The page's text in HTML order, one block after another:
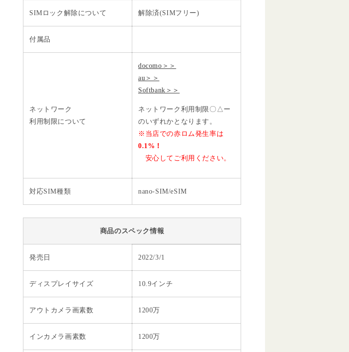
SIMロック解除について 解除済(SIMフリー)
付属品
ネットワーク
利用制限について
docomo＞＞
au＞＞
Softbank＞＞
ネットワーク利用制限〇△ー
のいずれかとなります。
※当店での赤ロム発生率は
0.1%！
安心してご利用ください。
対応SIM種類 nano-SIM/eSIM
商品のスペック情報
発売日 2022/3/1
ディスプレイサイズ 10.9インチ
アウトカメラ画素数 1200万
インカメラ画素数 1200万